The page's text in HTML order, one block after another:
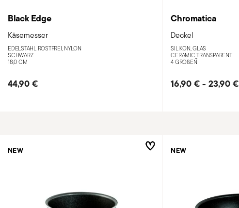
Black Edge
Käsemesser
EDELSTAHL ROSTFREI, NYLON
SCHWARZ
18,0 CM
44,90 €
Chromatica
Deckel
SILIKON, GLAS
CERAMIC_TRANSPARENT
4 GRÖßEN
16,90 €- 23,90 €
NEW NEW